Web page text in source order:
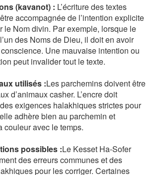
(kavanot) : L’écriture des textes
accompagnée de l’intention explicite
le Nom divin. Par exemple, lorsque le
des Noms de Dieu, il doit en avoir
Une mauvaise intention ou
peut invalider tout le texte.
utilisés :Les parchemins doivent être
d’animaux casher. L’encre doit
exigences halakhiques strictes pour
adhère bien au parchemin et
couleur avec le temps.
possibles :Le Kesset Ha-Sofer
des erreurs communes et des
pour les corriger. Certaines